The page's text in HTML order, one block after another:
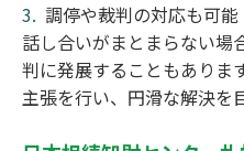
調停や裁判の対応も可能
話し合いがまとまらない場
判に発展することもありま
主張を行い、円滑な解決を